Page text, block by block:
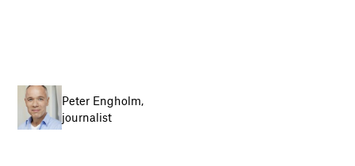
Peter Engholm,
journalist